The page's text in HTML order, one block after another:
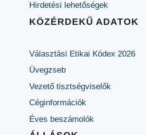
Hirdetési lehetőségek
KÖZÉRDEKŰ ADATOK
Választási Etikai Kódex 2026
Üvegzseb
Vezető tisztségviselők
Céginformációk
Éves beszámolók